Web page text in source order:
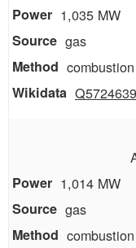
1,035 MW
gas
combustion
Q5724639
1,014 MW
gas
combustion